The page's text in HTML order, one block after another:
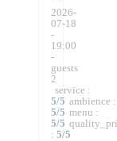
2026-
07-18
-
19:00
-
guests
2
service :
5/5 ambience :
5/5 menu :
5/5
: 5/5